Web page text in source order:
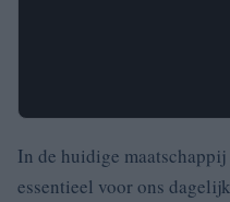
In de huidige
essentieel voor ons